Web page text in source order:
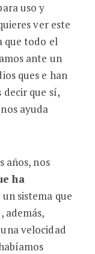
uso y
ver este
que todo el
ante un
ques e han
decir que sí,
ayuda
años, nos
ha
sistema que
además,
velocidad